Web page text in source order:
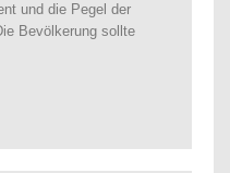
und die Pegel der
Bevölkerung sollte